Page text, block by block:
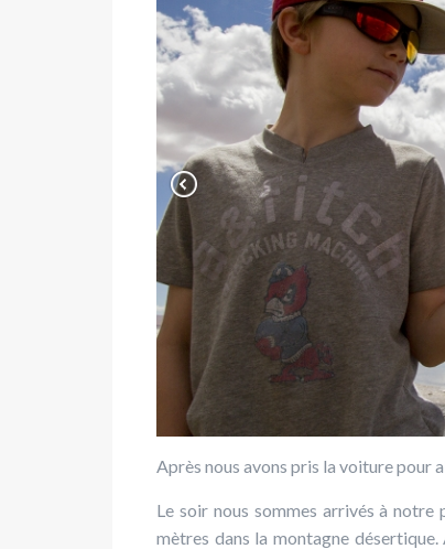
Après nous avons pris la voiture pour
Le soir nous sommes arrivés à notre
mètres dans la montagne